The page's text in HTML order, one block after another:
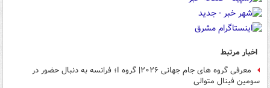
اخبار مرتبط
معرفی گروه های جام جهانی ۲۰۲۶| گروه I؛ فرانسه به دنبال حضور در
سومین فینال متوالی